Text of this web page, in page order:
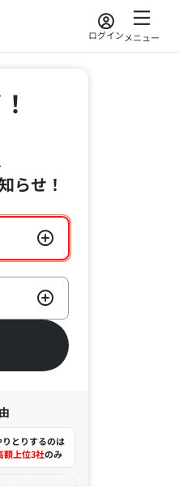
ログインメニュー
らせ！
りとりするのは
額上位3社のみ